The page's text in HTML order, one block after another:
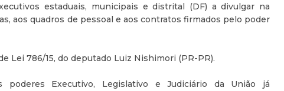
estaduais, municipais e distrital (DF) a divulgar na
aos quadros de pessoal e aos contratos firmados pelo poder
Lei 786/15, do deputado Luiz Nishimori (PR-PR).
Executivo, Legislativo e Judiciário da União já